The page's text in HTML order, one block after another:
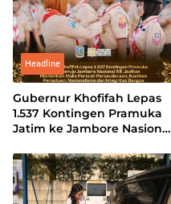
Headline
Gubernur Khofifah Lepas
1.537 Kontingen Pramuka
Jatim ke Jambore Nasional
Perkuat Persatuan dan
Kobarkan Semangat
Nasionalisme